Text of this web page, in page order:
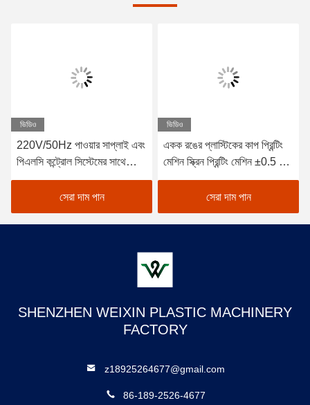
ভিডিও
220V/50Hz পাওয়ার সাপ্লাই এবং
পিএলসি কন্ট্রোল সিস্টেমের সাথে
স্বয়ংক্রিয় প্লাস্টিক কাপ প্রিন্টিং
সেরা দাম পান
ভিডিও
একক রঙের প্লাস্টিকের কাপ প্রিন্টিং
মেশিন স্ক্রিন প্রিন্টিং মেশিন ±0.5 মিমি
প্রিন্টিং নির্ভুলতার সাথে পাওয়ার
সাপ্লাই 220V/50Hz
সেরা দাম পান
SHENZHEN WEIXIN PLASTIC MACHINERY
FACTORY
z18925264677@gmail.com
86-189-2526-4677